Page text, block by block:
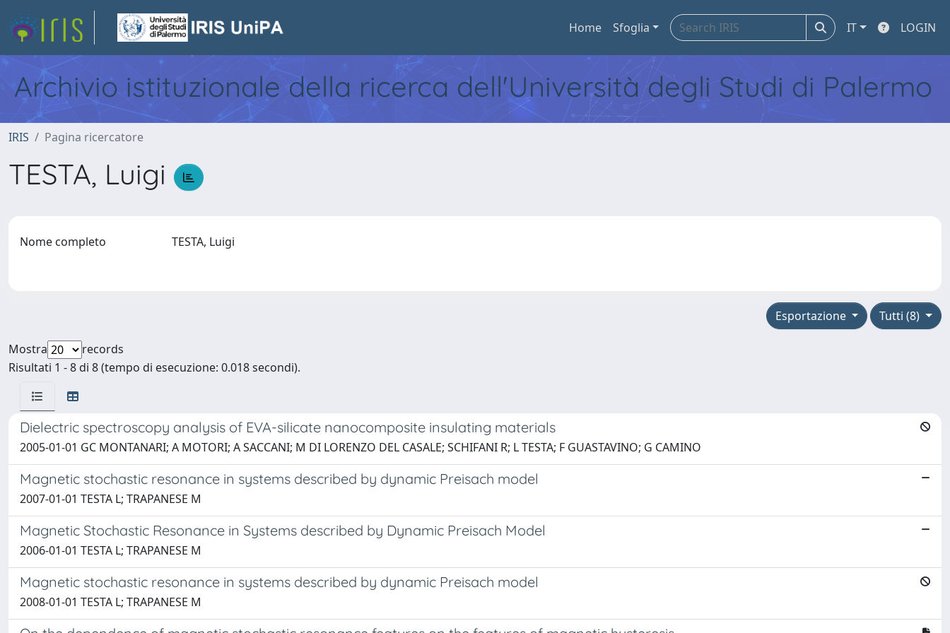
Home Sfoglia IT LOGIN
Archivio istituzionale della ricerca dell'Università degli Studi di Palermo
IRIS Pagina ricercatore
TESTA, Luigi
Nome completo TESTA, Luigi
Tutti (8)
Esportazione
Mostra
records
Risultati 1 - 8 di 8 (tempo di esecuzione: 0.018 secondi).
Dielectric spectroscopy analysis of EVA-silicate nanocomposite insulating materials
2005-01-01 GC MONTANARI; A MOTORI; A SACCANI; M DI LORENZO DEL CASALE; SCHIFANI R; L TESTA; F GUASTAVINO; G CAMINO
Magnetic stochastic resonance in systems described by dynamic Preisach model
2007-01-01 TESTA L; TRAPANESE M
Magnetic Stochastic Resonance in Systems described by Dynamic Preisach Model
2006-01-01 TESTA L; TRAPANESE M
Magnetic stochastic resonance in systems described by dynamic Preisach model
2008-01-01 TESTA L; TRAPANESE M